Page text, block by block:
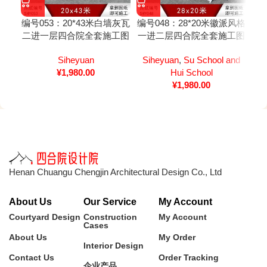
编号053：20*43米白墙灰瓦
二进一层四合院全套施工图
Siheyuan
¥1,980.00
编号048：28*20米徽派风格
一进二层四合院全套施工图
Siheyuan, Su School and
Hui School
¥1,980.00
Henan Chuangu Chengjin Architectural Design Co., Ltd
About Us
Courtyard Design
About Us
Contact Us
Our Service
Construction
Cases
Interior Design
My Account
My Account
My Order
Order Tracking